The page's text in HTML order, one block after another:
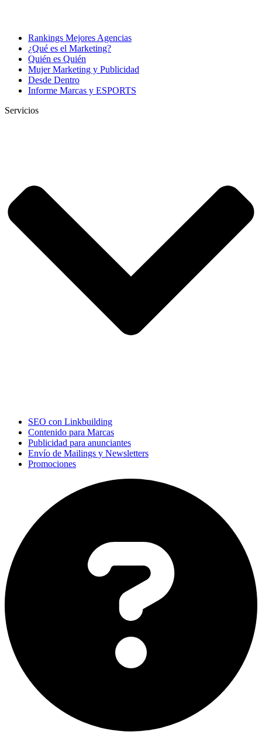
Rankings Mejores Agencias
¿Qué es el Marketing?
Quién es Quién
Mujer Marketing y Publicidad
Desde Dentro
Informe Marcas y ESPORTS
Servicios
SEO con Linkbuilding
Contenido para Marcas
Publicidad para anunciantes
Envío de Mailings y Newsletters
Promociones